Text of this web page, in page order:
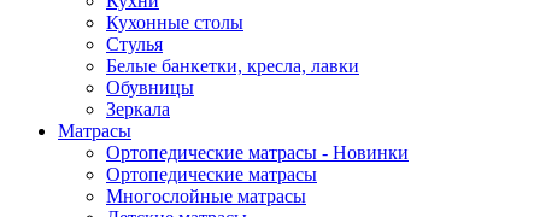
Кухонные столы
Стулья
Белые банкетки, кресла, лавки
Обувницы
Зеркала
Матрасы
Ортопедические матрасы - Новинки
Ортопедические матрасы
Многослойные матрасы